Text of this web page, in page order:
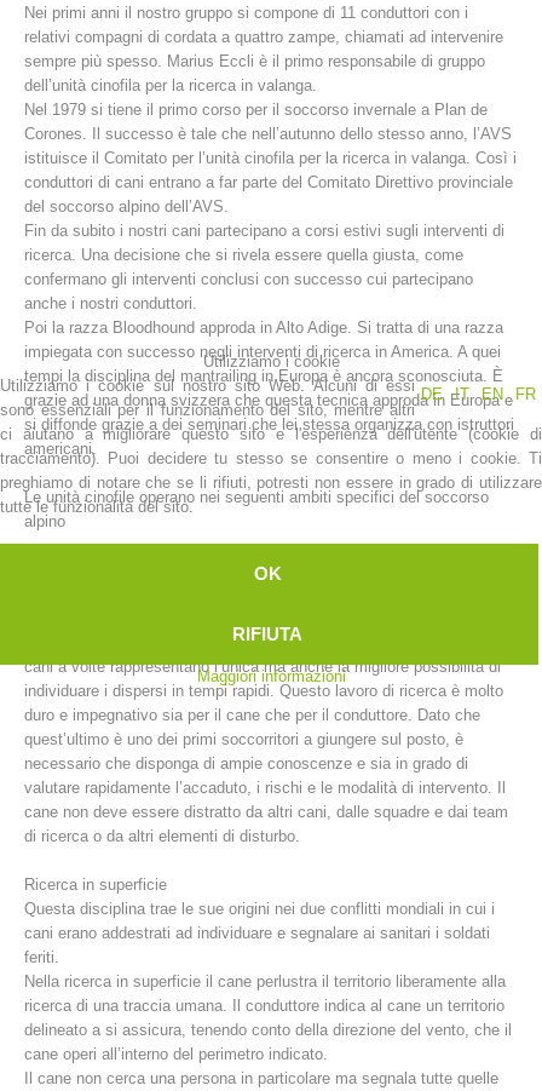
Stazioni del soccorso alpino
Comitato Direttivo
Nei primi anni il nostro gruppo si compone di 11 conduttori con i
relativi compagni di cordata a quattro zampe, chiamati ad intervenire
sempre più spesso. Marius Eccli è il primo responsabile di gruppo
dell’unità cinofila per la ricerca in valanga.
Nel 1979 si tiene il primo corso per il soccorso invernale a Plan de
Corones. Il successo è tale che nell’autunno dello stesso anno, l’AVS
istituisce il Comitato per l’unità cinofila per la ricerca in valanga. Così i
conduttori di cani entrano a far parte del Comitato Direttivo provinciale
del soccorso alpino dell’AVS.
Fin da subito i nostri cani partecipano a corsi estivi sugli interventi di
ricerca. Una decisione che si rivela essere quella giusta, come
confermano gli interventi conclusi con successo cui partecipano
anche i nostri conduttori.
Poi la razza Bloodhound approda in Alto Adige. Si tratta di una razza
impiegata con successo negli interventi di ricerca in America. A quei
tempi la disciplina del mantrailing in Europa è ancora sconosciuta. È
grazie ad una donna svizzera che questa tecnica approda in Europa e
si diffonde grazie a dei seminari che lei stessa organizza con istruttori
americani.
Le unità cinofile operano nei seguenti ambiti specifici del soccorso
alpino
progresso tecnologico offerto da apparecchi quali ARTVA e RECCO, i
cani a volte rappresentano l’unica ma anche la migliore possibilità di
individuare i dispersi in tempi rapidi. Questo lavoro di ricerca è molto
duro e impegnativo sia per il cane che per il conduttore. Dato che
quest’ultimo è uno dei primi soccorritori a giungere sul posto, è
necessario che disponga di ampie conoscenze e sia in grado di
valutare rapidamente l’accaduto, i rischi e le modalità di intervento. Il
cane non deve essere distratto da altri cani, dalle squadre e dai team
di ricerca o da altri elementi di disturbo.
Ricerca in superficie
Questa disciplina trae le sue origini nei due conflitti mondiali in cui i
cani erano addestrati ad individuare e segnalare ai sanitari i soldati
feriti.
Nella ricerca in superficie il cane perlustra il territorio liberamente alla
ricerca di una traccia umana. Il conduttore indica al cane un territorio
delineato a si assicura, tenendo conto della direzione del vento, che il
cane operi all’interno del perimetro indicato.
Il cane non cerca una persona in particolare ma segnala tutte quelle
Utilizziamo i cookie
DE
IT EN FR
Utilizziamo i cookie sul nostro sito Web. Alcuni di essi
sono essenziali per il funzionamento del sito, mentre altri
ci aiutano a migliorare questo sito e l'esperienza dell'utente (cookie di
tracciamento). Puoi decidere tu stesso se consentire o meno i cookie. Ti
preghiamo di notare che se li rifiuti, potresti non essere in grado di utilizzare
tutte le funzionalità del sito.
OK
RIFIUTA
Maggiori informazioni